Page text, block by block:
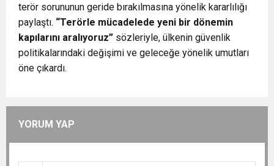
terör sorununun geride bırakılmasına yönelik kararlılığı
paylaştı. “Terörle mücadelede yeni bir dönemin
kapılarını aralıyoruz” sözleriyle, ülkenin güvenlik
politikalarındaki değişimi ve geleceğe yönelik umutları
öne çıkardı.
YORUM YAP